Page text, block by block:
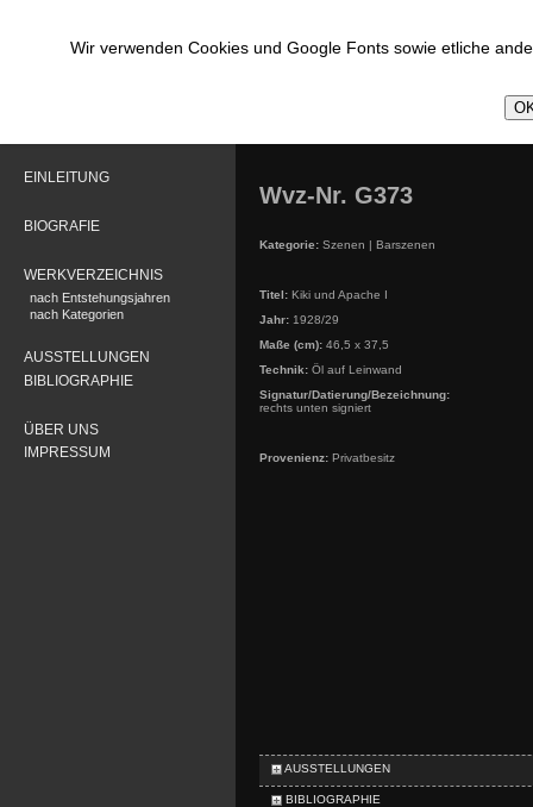
Wir verwenden Cookies und Google Fonts sowie etliche
EINLEITUNG
BIOGRAFIE
WERKVERZEICHNIS
nach Entstehungsjahren
nach Kategorien
AUSSTELLUNGEN
BIBLIOGRAPHIE
ÜBER UNS
IMPRESSUM
Wvz-Nr. G373
Kategorie: Szenen | Barszenen
Titel: Kiki und Apache I
Jahr: 1928/29
Maße (cm): 46,5 x 37,5
Technik: Öl auf Leinwand
Signatur/Datierung/Bezeichnung:
rechts unten signiert
Provenienz: Privatbesitz
AUSSTELLUNGEN
BIBLIOGRAPHIE